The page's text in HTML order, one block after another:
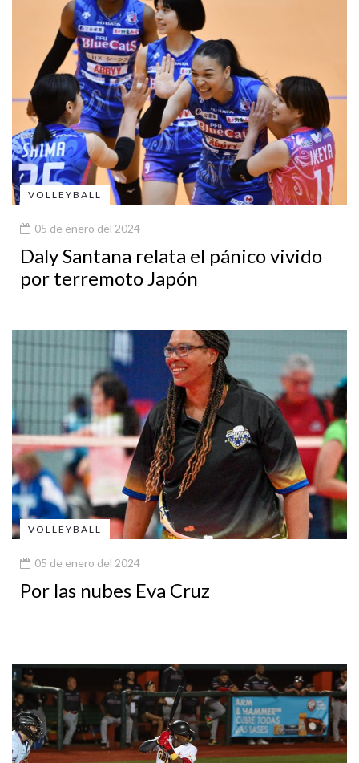
VOLLEYBALL
05 de enero del 2024
Daly Santana relata el pánico vivido
por terremoto Japón
VOLLEYBALL
05 de enero del 2024
Por las nubes Eva Cruz